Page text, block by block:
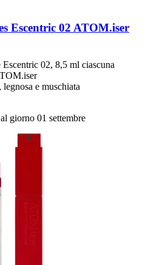
Escentric 02 ATOM.iser
02, 8,5 ml ciascuna
legnosa e muschiata
giorno 01 settembre